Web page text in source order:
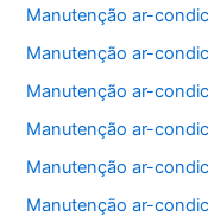
Manutenção ar-
Manutenção ar-
Manutenção ar-
Manutenção ar-
Manutenção ar-
Manutenção ar-